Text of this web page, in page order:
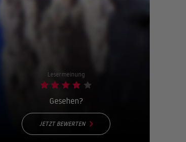
Lesermeinung
Gesehen?
JETZT BEWERTEN